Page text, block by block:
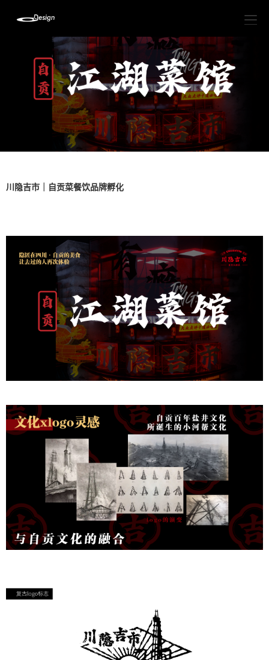
川隐吉市｜自贡菜餐饮品牌孵化